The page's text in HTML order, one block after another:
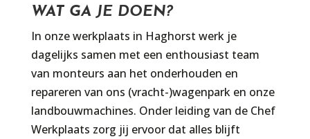
WAT GA JE DOEN?
In onze werkplaats in Haghorst werk je
dagelijks samen met een enthousiast team
van monteurs aan het onderhouden en
repareren van ons (vracht-)wagenpark en onze
landbouwmachines. Onder leiding van de Chef
Werkplaats zorg jij ervoor dat alles blijft